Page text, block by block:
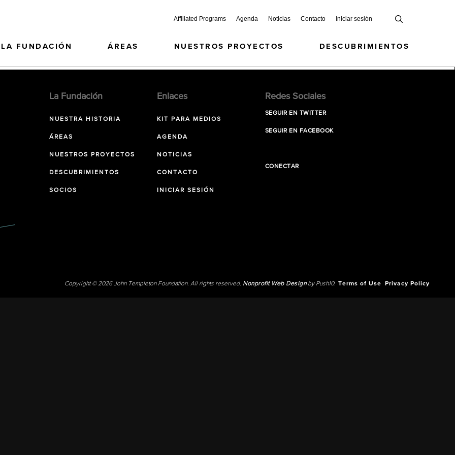
Affiliated Programs Agenda Noticias Contacto Iniciar sesión
LA FUNDACIÓN ÁREAS NUESTROS PROYECTOS DESCUBRIMIENTOS
La Fundación
NUESTRA HISTORIA
ÁREAS
NUESTROS PROYECTOS
DESCUBRIMIENTOS
SOCIOS
Enlaces
KIT PARA MEDIOS
AGENDA
NOTICIAS
CONTACTO
INICIAR SESIÓN
Redes Sociales
SEGUIR EN TWITTER
SEGUIR EN FACEBOOK
CONECTAR
Copyright © 2026 John Templeton Foundation. All rights reserved. Nonprofit Web Designby Push10. Terms of Use Privacy Policy